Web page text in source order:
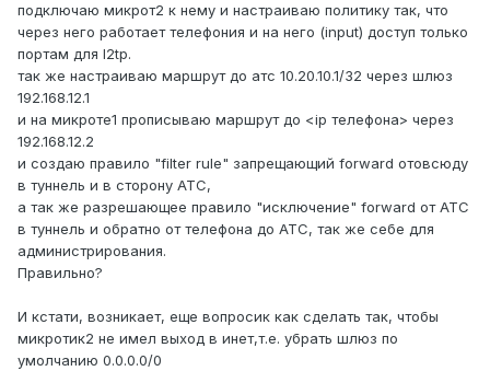
подключаю микрот2 к нему и настраиваю политику так, что
через него работает телефония и на него (input) доступ только
портам для l2tp.
так же настраиваю маршрут до атс 10.20.10.1/32 через шлюз
192.168.12.1
и на микроте1 прописываю маршрут до <ip телефона> через
192.168.12.2
и создаю правило "filter rule" запрещающий forward отовсюду
в туннель и в сторону АТС,
а так же разрешающее правило "исключение" forward от АТС
в туннель и обратно от телефона до АТС, так же себе для
администрирования.
Правильно?
И кстати, возникает, еще вопросик как сделать так, чтобы
микротик2 не имел выход в инет,т.е. убрать шлюз по
умолчанию 0.0.0.0/0